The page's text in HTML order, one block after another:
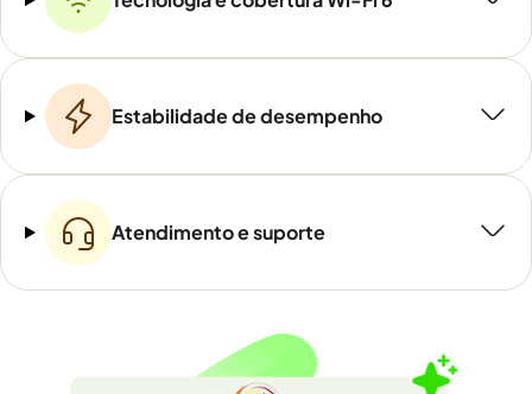
Estabilidade de desempenho
Atendimento e suporte